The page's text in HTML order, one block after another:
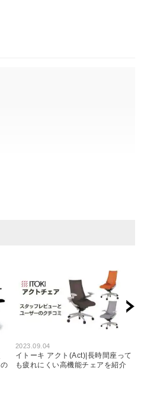
2023.09.04
イトーキ アクト(Act)|長時間座って
も疲れにくい高機能チェアを紹介